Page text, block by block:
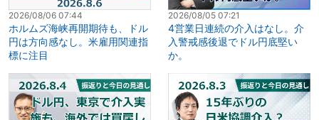
2026/08/06 07:44
ホルムズ海峡再開期待も、ドル
円は方向感なし。米雇用関連指
標に注目
2026/08/05 07:21
4営業日連続の介入はなし。介
入警戒感後退でドル円底堅い
か。